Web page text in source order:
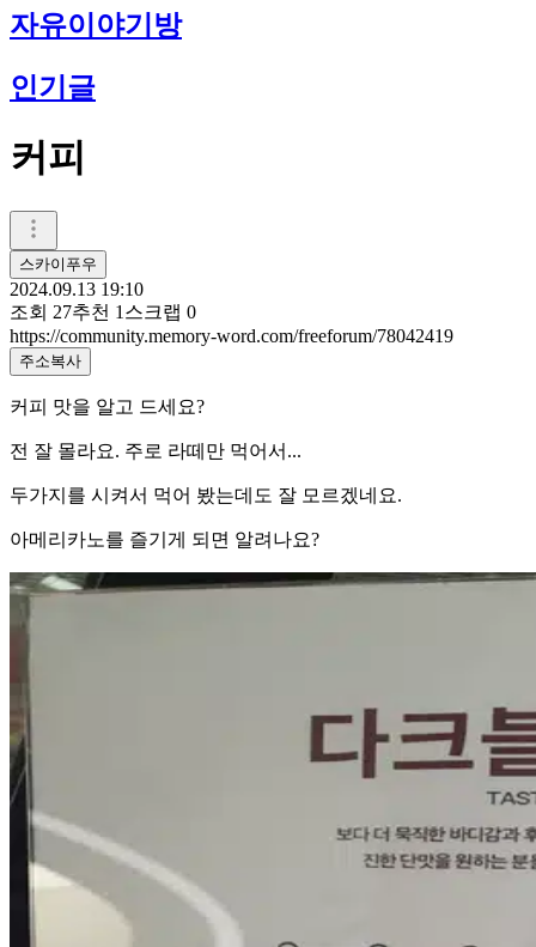
자유이야기방
인기글
커피
스카이푸우
2024.09.13 19:10
조회 27추천 1 스크랩 0
https://community.memory-word.com/freeforum/78042419
주소복사
커피 맛을 알고 드세요?
전 잘 몰라요. 주로 라떼만 먹어서...
두가지를 시켜서 먹어 봤는데도 잘 모르겠네요.
아메리카노를 즐기게 되면 알려나요?